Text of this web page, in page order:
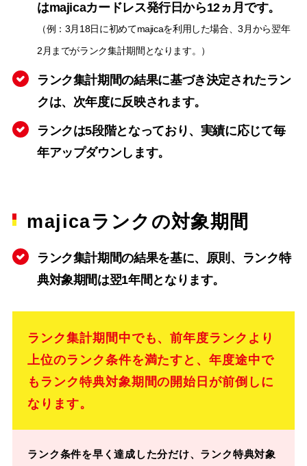
はmajicaカードレス発行日から12ヵ月です。
（例：3月18日に初めてmajicaを利用した場合、3月から翌年
2月までがランク集計期間となります。）
ランク集計期間の結果に基づき決定されたラン
クは、次年度に反映されます。
ランクは5段階となっており、実績に応じて毎
年アップダウンします。
majicaランクの対象期間
ランク集計期間の結果を基に、原則、ランク特
典対象期間は翌1年間となります。
ランク集計期間中でも、前年度ランクより
上位のランク条件を満たすと、年度途中で
もランク特典対象期間の開始日が前倒しに
なります。
ランク条件を早く達成した分だけ、ランク特典対象